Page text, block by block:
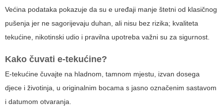
Većina podataka pokazuje da su e uređaji manje štetni od klasičnog
pušenja jer ne sagorijevaju duhan, ali nisu bez rizika; kvaliteta
tekućine, nikotinski udio i pravilna upotreba važni su za sigurnost.
Kako čuvati e-tekućine?
E-tekućine čuvajte na hladnom, tamnom mjestu, izvan dosega
djece i životinja, u originalnim bocama s jasno označenim sastavom
i datumom otvaranja.